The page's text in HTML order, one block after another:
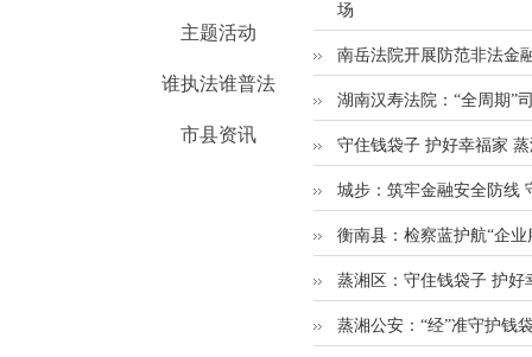
主题活动
谁执法谁普法
市县资讯
场
南岳法院开展防范非法金
湖南汉寿法院：“全周期”
守住钱袋子 护好幸福家
城步：筑牢金融安全防线
衡南县：检察蓝护航“企
蒸湘区：守住钱袋子 护好
蒸湘公安：“经”准守护钱